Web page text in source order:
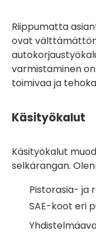
Riippumatta
ovat
varmistaminen
toimivaa ja
Käsityökalut
Käsityökalut
selkärangan.
Pistorasia- ja
SAE-koot eri